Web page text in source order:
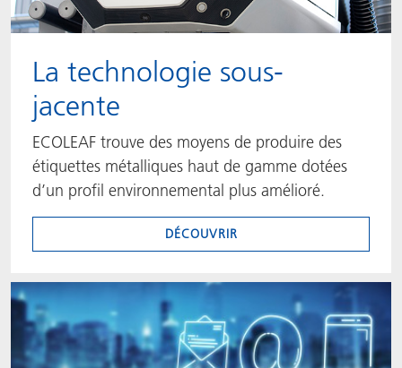
La technologie sous-
jacente
ECOLEAF trouve des moyens de produire des
étiquettes métalliques haut de gamme dotées
d’un profil environnemental plus amélioré.
DÉCOUVRIR